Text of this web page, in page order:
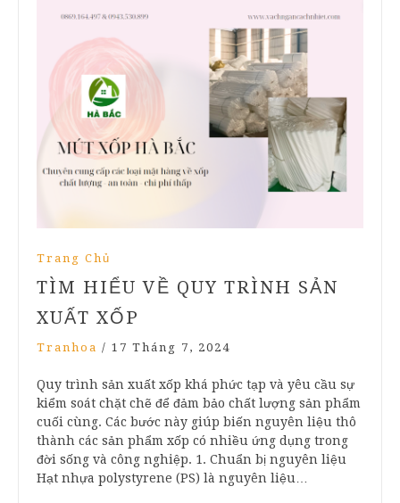
Trang Chủ
TÌM HIỂU VỀ QUY TRÌNH SẢN
XUẤT XỐP
Tranhoa / 17 Tháng 7, 2024
Quy trình sản xuất xốp khá phức tạp và yêu cầu sự
kiểm soát chặt chẽ để đảm bảo chất lượng sản phẩm
cuối cùng. Các bước này giúp biến nguyên liệu thô
thành các sản phẩm xốp có nhiều ứng dụng trong
đời sống và công nghiệp. 1. Chuẩn bị nguyên liệu
Hạt nhựa polystyrene (PS) là nguyên liệu…